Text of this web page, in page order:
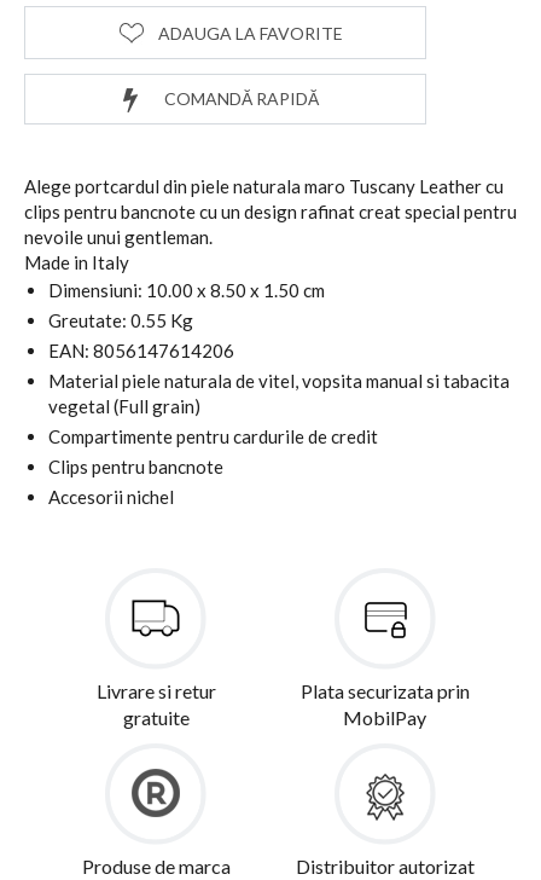
COMANDĂ RAPIDĂ
ADAUGA LA FAVORITE
Alege portcardul din piele naturala maro Tuscany Leather cu
clips pentru bancnote cu un design rafinat creat special pentru
nevoile unui gentleman.
Made in Italy
Dimensiuni: 10.00 x 8.50 x 1.50 cm
Greutate: 0.55 Kg
EAN: 8056147614206
Material piele naturala de vitel, vopsita manual si tabacita
vegetal (Full grain)
Compartimente pentru cardurile de credit
Clips pentru bancnote
Accesorii nichel
Livrare si retur
gratuite
Plata securizata prin
MobilPay
Produse de marca
Distribuitor autorizat